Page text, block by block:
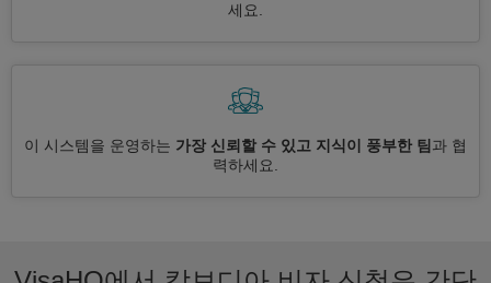
세요.
이 시스템을 운영하는 가장 신뢰할 수 있고 지식이 풍부한 팀 과 협
력하세요.